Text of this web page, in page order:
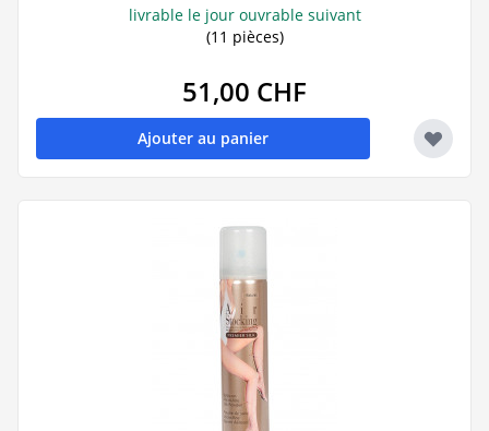
livrable le jour ouvrable suivant
(11 pièces)
51,00 CHF
Ajouter au panier